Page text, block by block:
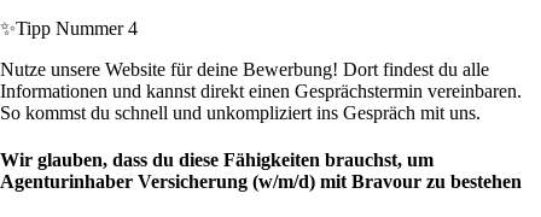
✨Tipp Nummer 4
Nutze unsere Website für deine Bewerbung! Dort findest du alle
Informationen und kannst direkt einen Gesprächstermin vereinbaren.
So kommst du schnell und unkompliziert ins Gespräch mit uns.
Wir glauben, dass du diese Fähigkeiten brauchst, um
Agenturinhaber Versicherung (w/m/d) mit Bravour zu bestehen